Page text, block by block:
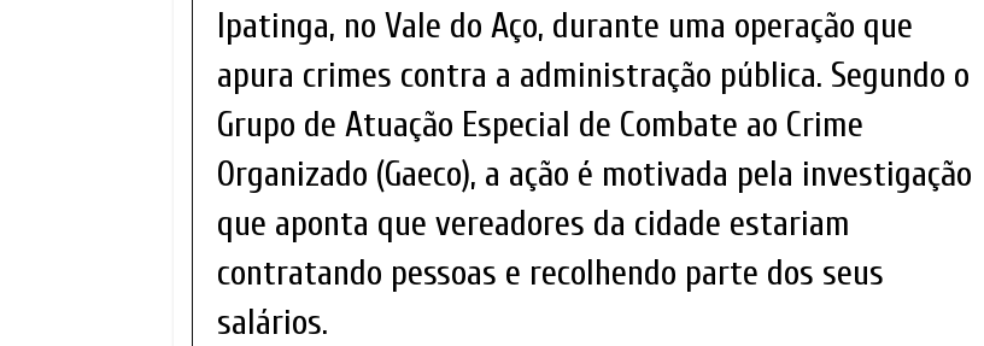
Ipatinga, no Vale do Aço, durante uma operação que
apura crimes contra a administração pública. Segundo o
Grupo de Atuação Especial de Combate ao Crime
Organizado (Gaeco), a ação é motivada pela investigação
que aponta que vereadores da cidade estariam
contratando pessoas e recolhendo parte dos seus
salários.